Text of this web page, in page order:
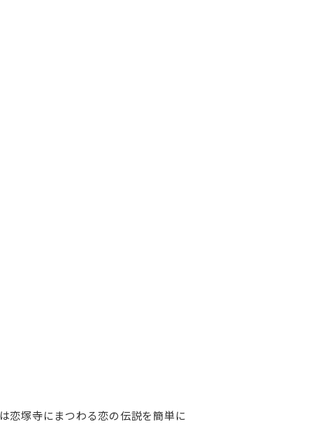
恋塚寺にまつわる恋の伝説を簡単に